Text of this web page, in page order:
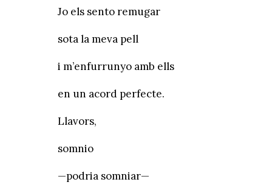
Jo els sento remugar
sota la meva pell
i m’enfurrunyo amb ells
en un acord perfecte.
Llavors,
somnio
—podria somniar—